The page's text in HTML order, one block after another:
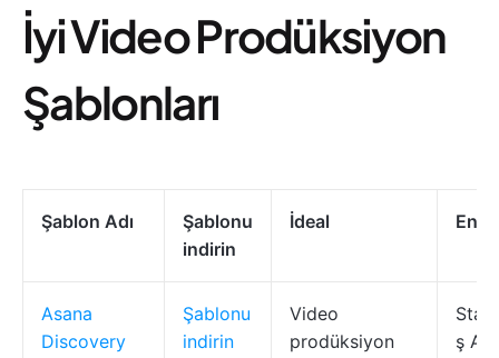
İyi Video Prodüksiyon
Şablonları
Şablon Adı
Şablonu
indirin
İdeal En
Asana
Discovery
Şablonu
indirin
Video
prodüksiyon
ş